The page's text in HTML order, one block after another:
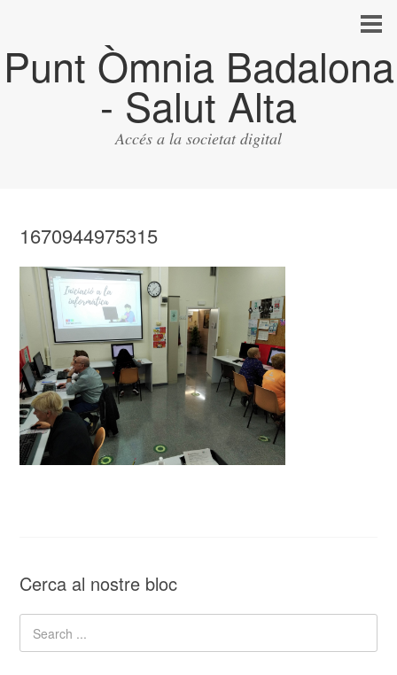
Punt Òmnia Badalona
- Salut Alta
Accés a la societat digital
1670944975315
Cerca al nostre bloc